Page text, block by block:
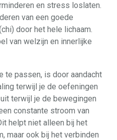
en stress loslaten.
van een goede
door het hele lichaam.
van welzijn en innerlijke
te passen, is door aandacht
terwijl je de oefeningen
terwijl je de bewegingen
constante stroom van
helpt niet alleen bij het
maar ook bij het verbinden